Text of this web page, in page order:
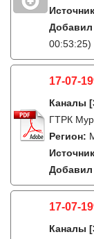
Добавил
00:53:25)
17-07-
Каналы
ГТРК
Регион:
Добавил
17-07-
Каналы